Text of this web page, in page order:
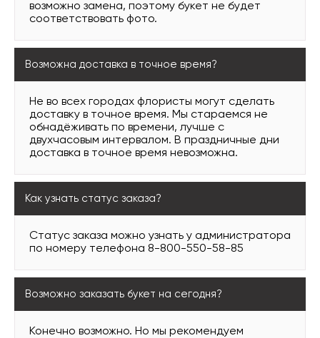
возможно замена, поэтому букет не будет
соответствовать фото.
Возможна доставка в точное время?
Не во всех городах флористы могут сделать
доставку в точное время. Мы стараемся не
обнадёживать по времени, лучше с
двухчасовым интервалом. В праздничные дни
доставка в точное время невозможна.
Как узнать статус заказа?
Статус заказа можно узнать у администратора
по номеру телефона 8-800-550-58-85
Возможно заказать букет на сегодня?
Конечно возможно. Но мы рекомендуем